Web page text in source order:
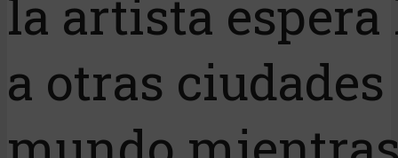
la artista
a otras